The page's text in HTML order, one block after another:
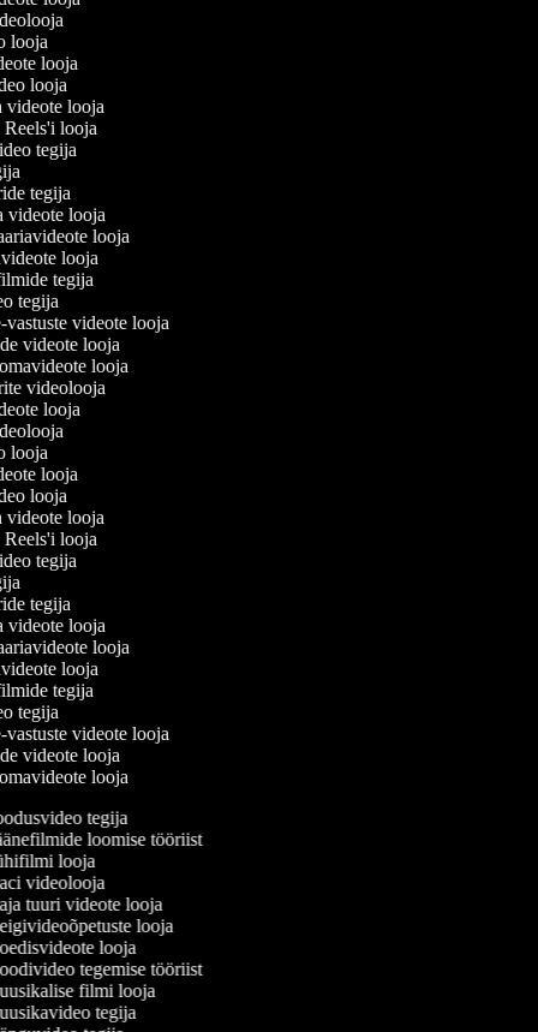
looja
looja
looja
videote looja
Reels'i looja
tegija
tegija
videote looja
looja
looja
tegija
tegija
vastuste videote looja
videote looja
looja
videolooja
looja
looja
looja
looja
videote looja
Reels'i looja
tegija
tegija
videote looja
looja
looja
tegija
tegija
vastuste videote looja
videote looja
looja
tegija
loomise tööriist
looja
videolooja
tuuri videote looja
looja
looja
tegemise tööriist
filmi looja
tegija